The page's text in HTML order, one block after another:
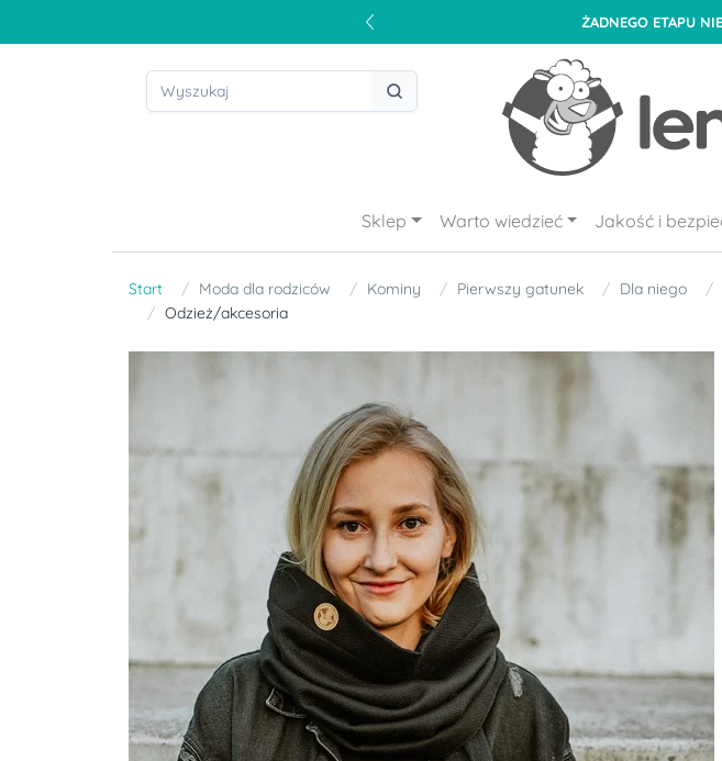
ŻADNEGO ETAPU
Sklep Warto wiedzieć Jakość i
Start Moda dla rodziców Kominy Pierwszy gatunek Dla niego
Odzież/akcesoria